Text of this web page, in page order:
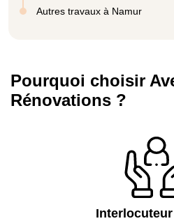
Autres travaux à Namur
Pourquoi choisir
Rénovations ?